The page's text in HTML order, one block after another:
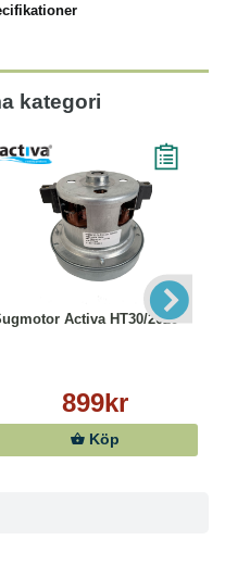
kategori
Activa HT30/2020
899kr
Köp